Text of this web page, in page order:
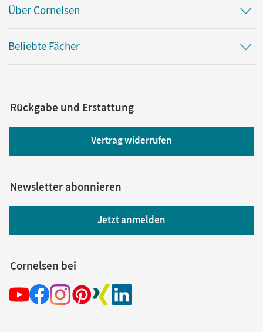
Über Cornelsen
Beliebte Fächer
Rückgabe und Erstattung
Vertrag widerrufen
Newsletter abonnieren
Jetzt anmelden
Cornelsen bei